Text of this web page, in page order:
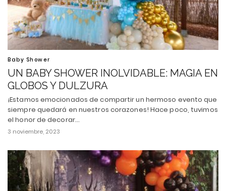
Baby Shower
UN BABY SHOWER INOLVIDABLE: MAGIA EN
GLOBOS Y DULZURA
¡Estamos emocionados de compartir un hermoso evento que
siempre quedará en nuestros corazones! Hace poco, tuvimos
el honor de decorar…
3 noviembre, 2023